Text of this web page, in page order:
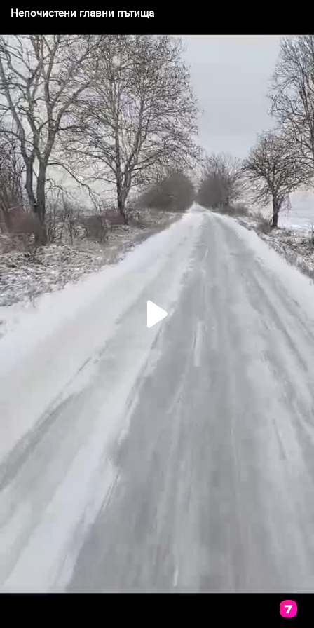
Непочистени главни пътища